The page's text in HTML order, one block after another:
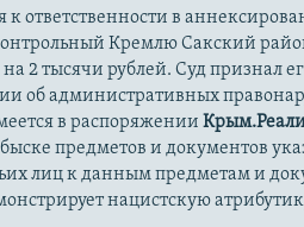
к ответственности в
Кремлю Сакский
2 тысячи рублей. Суд признал
об административных
в распоряжении
предметов и документов
лиц к данным предметам и
нацистскую